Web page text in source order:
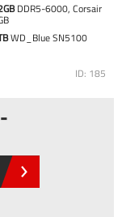
DDR5-6000, Corsair
WD_Blue SN5100
ID: 185